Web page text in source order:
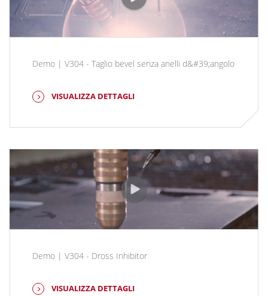
Demo | V304 - Taglio bevel senza anelli d&#39;angolo
VISUALIZZA DETTAGLI
Demo | V304 - Dross Inhibitor
VISUALIZZA DETTAGLI